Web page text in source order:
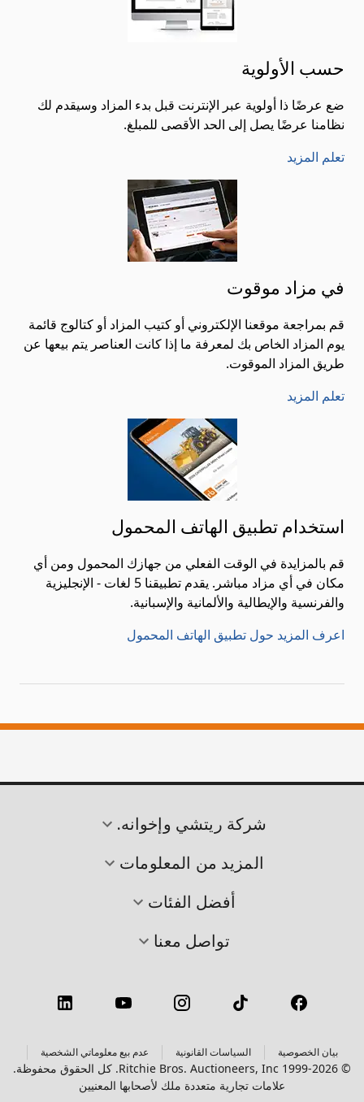
حسب الأولوية
ضع عرضًا ذا أولوية عبر الإنترنت قبل بدء المزاد وسيقدم لك
نظامنا عرضًا يصل إلى الحد الأقصى للمبلغ.
تعلم المزيد
في مزاد موقوت
قم بمراجعة موقعنا الإلكتروني أو كتيب المزاد أو كتالوج قائمة
يوم المزاد الخاص بك لمعرفة ما إذا كانت العناصر يتم بيعها عن
طريق المزاد الموقوت.
تعلم المزيد
استخدام تطبيق الهاتف المحمول
قم بالمزايدة في الوقت الفعلي من جهازك المحمول ومن أي
مكان في أي مزاد مباشر. يقدم تطبيقنا 5 لغات - الإنجليزية
والفرنسية والإيطالية والألمانية والإسبانية.
اعرف المزيد حول تطبيق الهاتف المحمول
شركة ريتشي وإخوانه.
المزيد من المعلومات
أفضل الفئات
تواصل معنا
بيان الخصوصية السياسات القانونية عدم بيع معلوماتي الشخصية
© 1999-2026 Ritchie Bros. Auctioneers, Inc. كل الحقوق محفوظة.
علامات تجارية متعددة ملك لأصحابها المعنيين